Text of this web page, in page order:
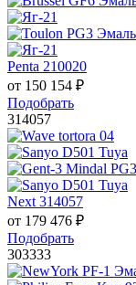
Penta 210020
от 150 154 ₽
Подобрать
314057
Next 314057
от 179 476 ₽
Подобрать
303333